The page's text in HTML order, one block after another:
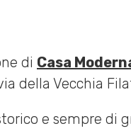
di Casa
della Vecchia
e sempre di